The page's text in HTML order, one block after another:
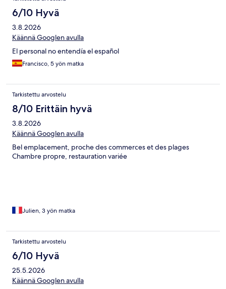
6/10 Hyvä
3.8.2026
Käännä Googlen avulla
El personal no entendía el español
Francisco, 5 yön matka
Tarkistettu arvostelu
8/10 Erittäin hyvä
3.8.2026
Käännä Googlen avulla
Bel emplacement, proche des commerces et des plages
Chambre propre, restauration variée
Julien, 3 yön matka
Tarkistettu arvostelu
6/10 Hyvä
25.5.2026
Käännä Googlen avulla